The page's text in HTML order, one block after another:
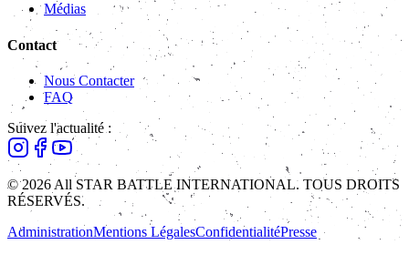
Médias
Contact
Nous Contacter
FAQ
Suivez l'actualité :
© 2026 All STAR BATTLE INTERNATIONAL. TOUS DROITS
RÉSERVÉS.
AdministrationMentions LégalesConfidentialitéPresse